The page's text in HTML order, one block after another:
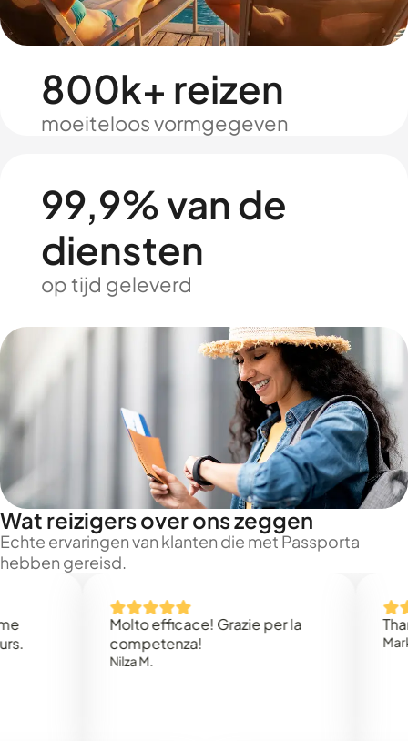
800k+ reizen
moeiteloos vormgegeven
99,9% van de
diensten
op tijd geleverd
Wat reizigers over ons zeggen
Echte ervaringen van klanten die met Passporta
hebben gereisd.
Molto efficace! Grazie per la
competenza!
Nilza M.
Thank
Mark N.